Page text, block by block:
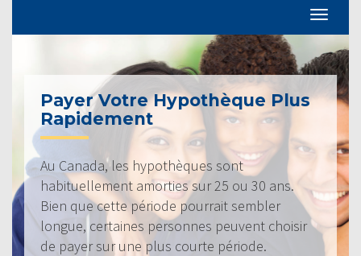
Payer Votre Hypothèque Plus
Rapidement
Au Canada, les hypothèques sont
habituellement amorties sur 25 ou 30 ans.
Bien que cette période pourrait sembler
longue, certaines personnes peuvent choisir
de payer sur une plus courte période.